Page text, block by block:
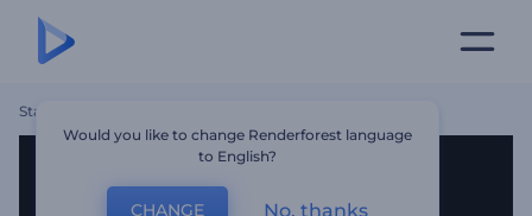
Startseite
Would you like to change Renderforest language
to English?
CHANGE No, thanks